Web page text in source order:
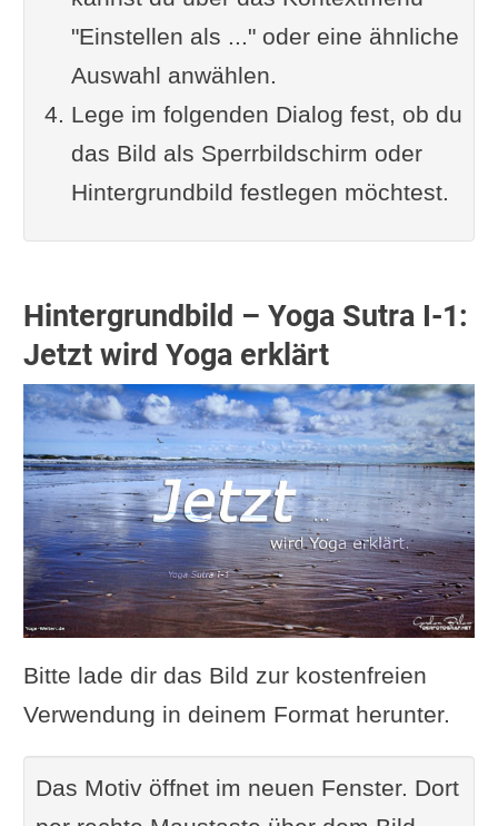
"Einstellen als ..." oder eine ähnliche
Auswahl anwählen.
Lege im folgenden Dialog fest, ob du
das Bild als Sperrbildschirm oder
Hintergrundbild festlegen möchtest.
Hintergrundbild – Yoga Sutra I-1:
Jetzt wird Yoga erklärt
Bitte lade dir das Bild zur kostenfreien
Verwendung in deinem Format herunter.
Das Motiv öffnet im neuen Fenster. Dort